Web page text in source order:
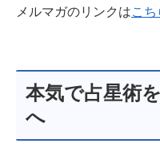
メルマガのリンクはこち
本気で占星術
へ